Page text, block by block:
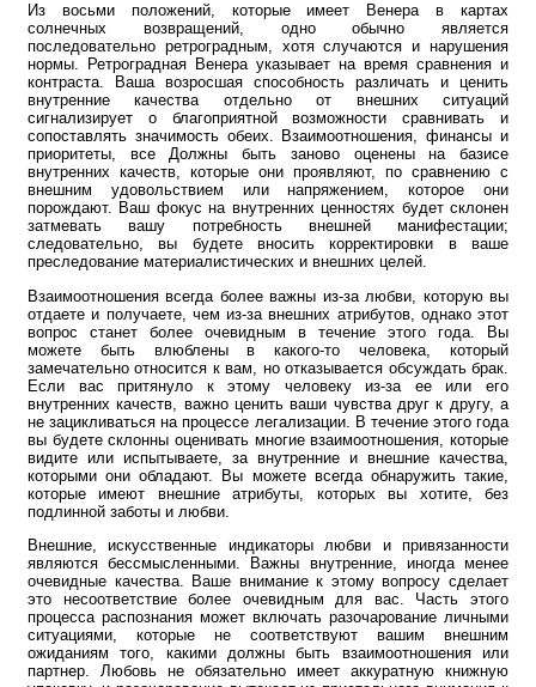
Из восьми положений, которые имеет Венера в картах
солнечных возвращений, одно обычно является
последовательно ретроградным, хотя случаются и нарушения
нормы. Ретроградная Венера указывает на время сравнения и
контраста. Ваша возросшая способность различать и ценить
внутренние качества отдельно от внешних ситуаций
сигнализирует о благоприятной возможности сравнивать и
сопоставлять значимость обеих. Взаимоотношения, финансы и
приоритеты, все Должны быть заново оценены на базисе
внутренних качеств, которые они проявляют, по сравнению с
внешним удовольствием или напряжением, которое они
порождают. Ваш фокус на внутренних ценностях будет склонен
затмевать вашу потребность внешней манифестации;
следовательно, вы будете вносить корректировки в ваше
преследование материалистических и внешних целей.
Взаимоотношения всегда более важны из-за любви, которую вы
отдаете и получаете, чем из-за внешних атрибутов, однако этот
вопрос станет более очевидным в течение этого года. Вы
можете быть влюблены в какого-то человека, который
замечательно относится к вам, но отказывается обсуждать брак.
Если вас притянуло к этому человеку из-за ее или его
внутренних качеств, важно ценить ваши чувства друг к другу, а
не зацикливаться на процессе легализации. В течение этого года
вы будете склонны оценивать многие взаимоотношения, которые
видите или испытываете, за внутренние и внешние качества,
которыми они обладают. Вы можете всегда обнаружить такие,
которые имеют внешние атрибуты, которых вы хотите, без
подлинной заботы и любви.
Внешние, искусственные индикаторы любви и привязанности
являются бессмысленными. Важны внутренние, иногда менее
очевидные качества. Ваше внимание к этому вопросу сделает
это несоответствие более очевидным для вас. Часть этого
процесса распознания может включать разочарование личными
ситуациями, которые не соответствуют вашим внешним
ожиданиям того, какими должны быть взаимоотношения или
партнер. Любовь не обязательно имеет аккуратную книжную